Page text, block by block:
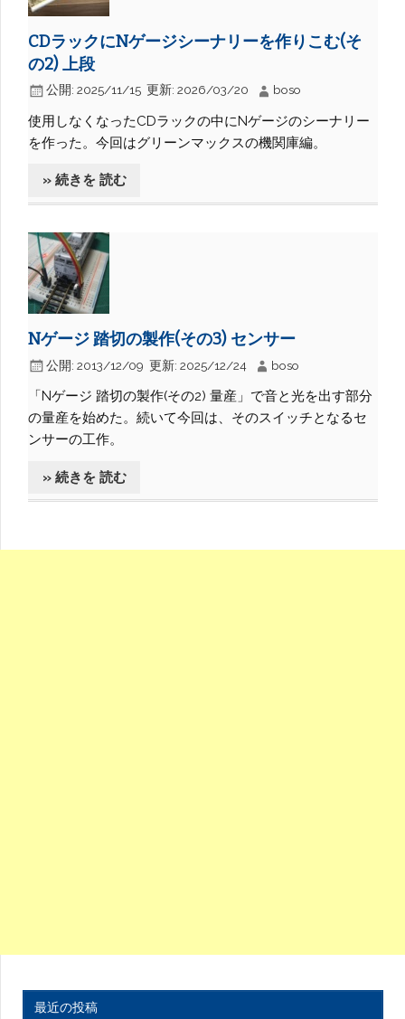
CDラックにNゲージシーナリーを作りこむ(そ
の2) 上段
公開: 2025/11/15 更新: 2026/03/20 boso
使用しなくなったCDラックの中にNゲージのシーナリー
を作った。今回はグリーンマックスの機関庫編。
» 続きを 読む
Nゲージ 踏切の製作(その3) センサー
公開: 2013/12/09 更新: 2025/12/24 boso
「Nゲージ 踏切の製作(その2) 量産」で音と光を出す部分
の量産を始めた。続いて今回は、そのスイッチとなるセ
ンサーの工作。
» 続きを 読む
最近の投稿